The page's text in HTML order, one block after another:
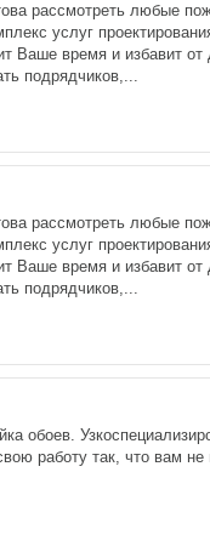
рассмотреть любые
услуг
Ваше время и избавит от
подрядчиков,...
рассмотреть любые
услуг
Ваше время и избавит от
подрядчиков,...
обоев.
работу так, что вам не